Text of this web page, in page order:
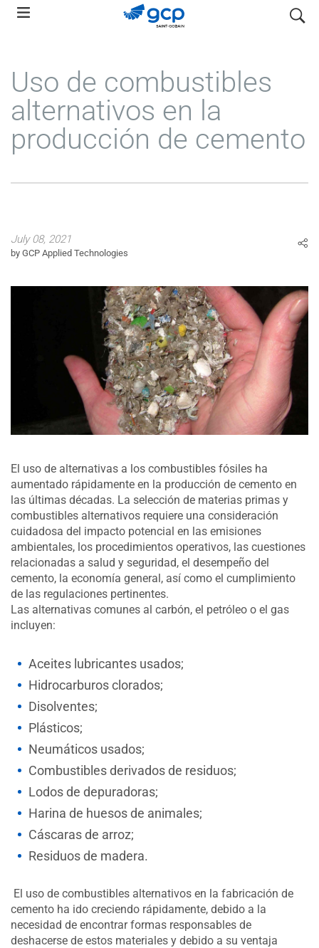
Skip
search
Uso de combustibles
alternativos en la
producción de cemento
July 08, 2021
by GCP Applied Technologies
El uso de alternativas a los combustibles fósiles ha
aumentado rápidamente en la producción de cemento en
las últimas décadas. La selección de materias primas y
combustibles alternativos requiere una consideración
cuidadosa del impacto potencial en las emisiones
ambientales, los procedimientos operativos, las cuestiones
relacionadas a salud y seguridad, el desempeño del
cemento, la economía general, así como el cumplimiento
de las regulaciones pertinentes.
Las alternativas comunes al carbón, el petróleo o el gas
incluyen:
Aceites lubricantes usados;
Hidrocarburos clorados;
Disolventes;
Plásticos;
Neumáticos usados;
Combustibles derivados de residuos;
Lodos de depuradoras;
Harina de huesos de animales;
Cáscaras de arroz;
Residuos de madera.
El uso de combustibles alternativos en la fabricación de
cemento ha ido creciendo rápidamente, debido a la
necesidad de encontrar formas responsables de
deshacerse de estos materiales y debido a su ventaja